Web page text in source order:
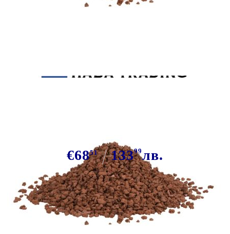
€6851 13399лв.
В наличност: 17 бр.
Време за доставка: 5 до 9 дни